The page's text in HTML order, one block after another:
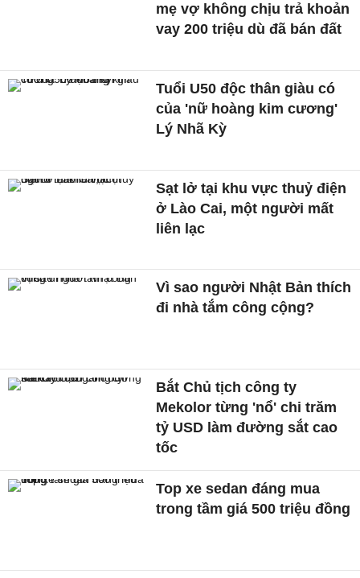
mẹ vợ không chịu trả khoản
vay 200 triệu dù đã bán đất
Tuổi U50 độc thân giàu có
của 'nữ hoàng kim cương'
Lý Nhã Kỳ
Sạt lở tại khu vực thuỷ điện
ở Lào Cai, một người mất
liên lạc
Vì sao người Nhật Bản thích
đi nhà tắm công cộng?
Bắt Chủ tịch công ty
Mekolor từng 'nổ' chi trăm
tỷ USD làm đường sắt cao
tốc
Top xe sedan đáng mua
trong tầm giá 500 triệu đồng